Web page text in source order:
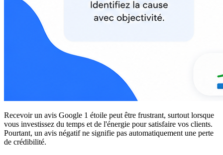
Recevoir un avis Google 1 étoile peut être frustrant, surtout lorsque
vous investissez du temps et de l'énergie pour satisfaire vos clients.
Pourtant, un avis négatif ne signifie pas automatiquement une perte
de crédibilité.